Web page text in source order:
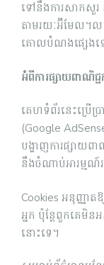
ទៅនឹងការសាកសួរ
តាមរយៈអ៊ីមែល។ល
គោលបំណងផ្សេង
អំពីការផ្សាយពាណិជ្ជ
គេហទំព័រនេះប្រើប្
(Google
បង្ហាញការផ្សាយព
នឹងចំណាប់អារម្មណ៍
Cookies អនុញ្ញា
អ្នក ប៉ុន្តែពួកគេមិ
នោះទេ។